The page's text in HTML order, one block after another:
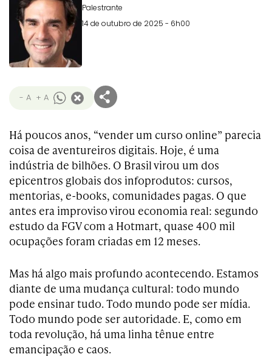
Palestrante
14 de outubro de 2025 - 6h00
- A + A
Há poucos anos, “vender um curso online” parecia
coisa de aventureiros digitais. Hoje, é uma
indústria de bilhões. O Brasil virou um dos
epicentros globais dos infoprodutos: cursos,
mentorias, e-books, comunidades pagas. O que
antes era improviso virou economia real: segundo
estudo da FGV com a Hotmart, quase 400 mil
ocupações foram criadas em 12 meses.
Mas há algo mais profundo acontecendo. Estamos
diante de uma mudança cultural: todo mundo
pode ensinar tudo. Todo mundo pode ser mídia.
Todo mundo pode ser autoridade. E, como em
toda revolução, há uma linha tênue entre
emancipação e caos.